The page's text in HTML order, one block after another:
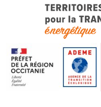
TOTEn
d’Occitanie